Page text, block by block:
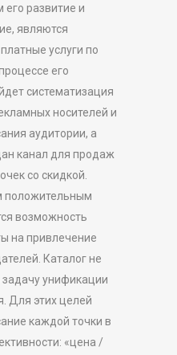
развитие и
являются
услуги по
его
систематизация
носителей и
аудитории, а
канал для продаж
со скидкой.
положительным
возможность
на привлечение
Каталог не
унификации
Для этих целей
каждой точки в
«цена /